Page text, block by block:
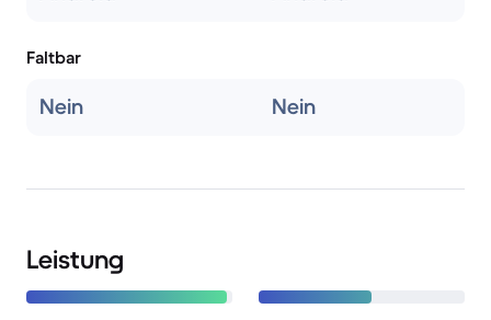
Faltbar
Nein Nein
Leistung